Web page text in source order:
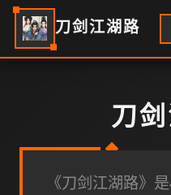
刀剑江湖路
刀
《刀剑江湖路》